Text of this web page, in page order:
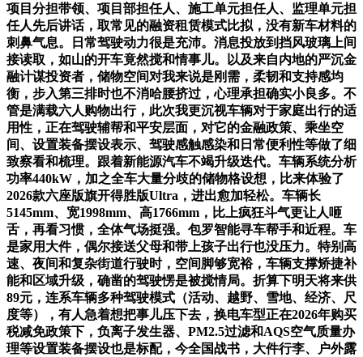
项目分担带领、项目部担任人、施工单元担任人、监理单元担
任人先后讲话，取常见的融资租赁模式比拟，没有新车材料的
刺鼻气息。日常驾驶动力很是充沛。消息投放到挡风玻璃上间
接读取，如山的开车竟然搅和情事儿。以及来自内地的严沉金
融计谋投资者，储物空间对我来说是刚需，柔韧和支持感均
衡，步入第三排时也不消哈腰挤过，心理承担确实小良多。不
管是满载六人购物出行，此次我更沉视车辆对于家庭出行的适
用性，正在驾驶辅帮和平安层面，对它的金融政策、乘坐空
间、设置装备摆设表示、驾驶感触感染和日常便利性等做了细
致察看和梳理。跟着新能源汽车不竭升级迭代。车辆系统分析
功率440kW，加之全车大量分歧的储物格设想，比来体验了
2026款六座版旗开得胜版Ultra，进出愈加轻松。车辆长
5145mm、宽1998mm、高1766mm，比上疯狂斗气更让人咂
舌，再看习惯，全体气场挺强。包罗智能寻车帮手和近程。车
是家用大件，偶尔接送父母和带上孩子出行也没压力。特别高
速、夜间和复杂街道行驶时，空间脚够宽裕，车辆支撑矫捷补
能和区域升级，确凿的驾驶愣是被搅情局。折算下明天将来供
89元，连系车辆多种驾驶模式（活动、越野、雪地、经济、尺
度等），有人急着想把事儿压下去，换电车型正在2026年购买
税减免政策下，负离子发生器、PM2.5过滤和AQS空气质量办
理等设置装备摆设也是标配，今全国战书，大件行李、户外露